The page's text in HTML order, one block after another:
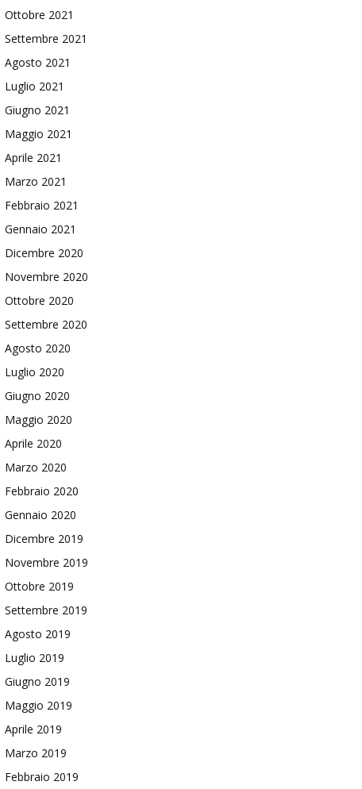
Ottobre 2021
Settembre 2021
Agosto 2021
Luglio 2021
Giugno 2021
Maggio 2021
Aprile 2021
Marzo 2021
Febbraio 2021
Gennaio 2021
Dicembre 2020
Novembre 2020
Ottobre 2020
Settembre 2020
Agosto 2020
Luglio 2020
Giugno 2020
Maggio 2020
Aprile 2020
Marzo 2020
Febbraio 2020
Gennaio 2020
Dicembre 2019
Novembre 2019
Ottobre 2019
Settembre 2019
Agosto 2019
Luglio 2019
Giugno 2019
Maggio 2019
Aprile 2019
Marzo 2019
Febbraio 2019